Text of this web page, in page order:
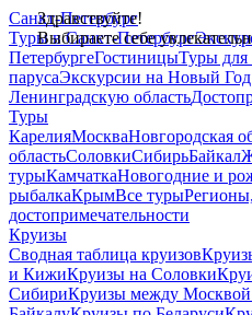
Здравствуйте!
Выбираете себе
Санкт-Петербург
Туры в Санкт-Петербург
ПетербургеГостиницыТуры для
парусаЭкскурсии на Новый
Ленинградскую область
Туры
КарелияМоскваНовгородская
областьСоловкиСибирьБайкал
турыКамчаткаНовогодние и
рыбалкаКрымВсе туры
достопримечательности
Круизы
Сводная таблица круизов
и КижиКруизы на Соловки
СибириКруизы между Москвой